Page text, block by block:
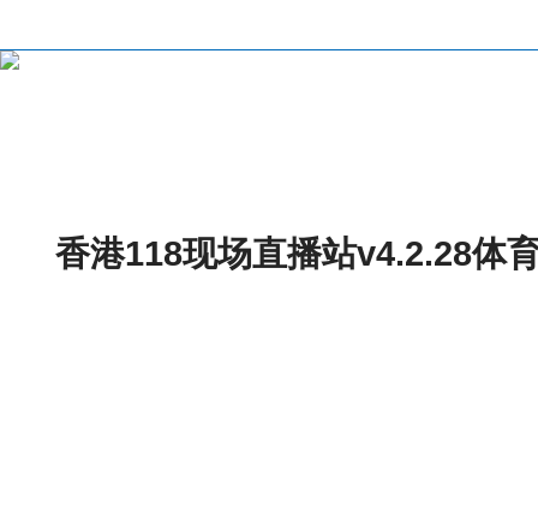
香港118现场直播站v4.2.28体